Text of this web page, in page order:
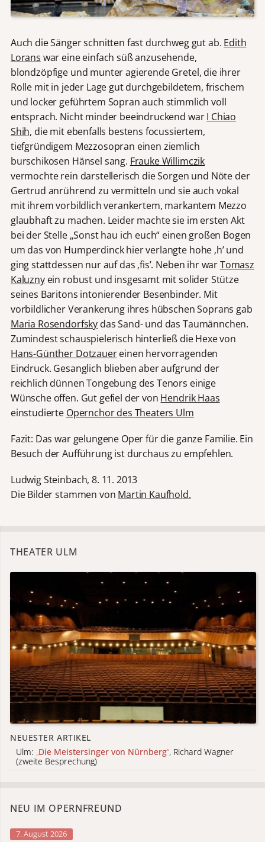
Auch die Sänger schnitten fast durchweg gut ab. Edith
Lorans war eine einfach süß anzusehende,
blondzöpfige und munter agierende Gretel, die ihrer
Rolle mit in jeder Lage gut durchgebildetem, frischem
und locker geführtem Sopran auch stimmlich voll
entsprach. Nicht minder beeindruckend warI Chiao
Shih, die mit ebenfalls bestens focussiertem,
tiefgründigem Mezzosopran einen ziemlich
burschikosen Hänsel sang. Frauke Willimczik
vermochte rein darstellerisch die Sorgen und Nöte der
Gertrud anrührend zu vermitteln und sie auch vokal
mit ihrem vorbildlich verankertem, markantem Mezzo
glaubhaft zu machen. Leider machte sie im ersten Akt
bei der Stelle „Sonst hau ich euch“ einen großen Bogen
um das von Humperdinck hier verlangte hohe ‚h’ und
ging stattdessen nur auf das ‚fis’. Neben ihr warTomasz
Kaluznyein robust und insgesamt mit solider Stütze
seines Baritons intonierender Besenbinder. Mit
vorbildlicher Verankerung ihres hübschen Soprans gab
Maria Rosendorfsky das Sand- und das Taumännchen.
Zumindest schauspielerisch hinterließ die Hexe von
Hans-Günther Dotzauereinen hervorragenden
Eindruck. Gesanglich blieben aber aufgrund der
reichlich dünnen Tongebung des Tenors einige
Wünsche offen. Gut gefiel der von Hendrik Haas
einstudierte Opernchor des Theaters Ulm
Fazit: Das war gelungene Oper für die ganze Familie. Ein
Besuch der Aufführung ist durchaus zu empfehlen.
Ludwig Steinbach, 8. 11. 2013
Die Bilder stammen von Martin Kaufhold.
THEATER ULM
NEUESTER ARTIKEL
Ulm: „Die Meistersinger von Nürnberg“, Richard Wagner
(zweite Besprechung)
NEU IM OPERNFREUND
7. August 2026